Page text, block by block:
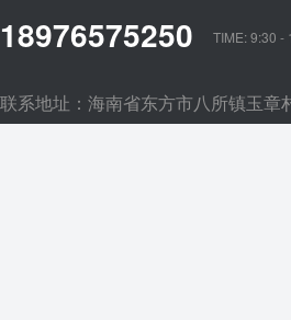
18976575250 TIME: 9:30 -
联系地址：海南省东方市八所镇玉